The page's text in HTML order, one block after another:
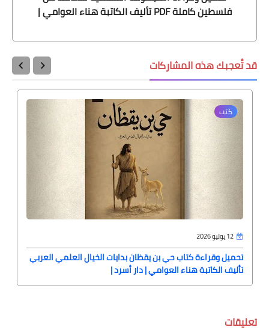
فلسطين كاملة PDF تأليف الكاتبة هناء العوامي |
قد تُعجبك هذه المشاركات
كتب
12 يوليو 2026
تحميل وقراءة كتاب حي بن يقظان بدايات الخيال العلمي العربي
تأليف الكاتبة هناء العوامي | دار أسرد |
تعليقات